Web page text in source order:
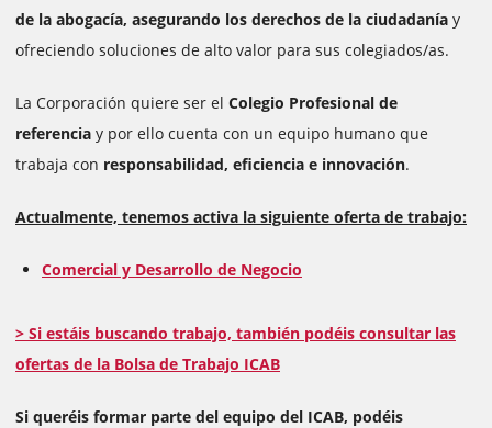
de la abogacía, asegurando los derechos de la ciudadanía y
ofreciendo soluciones de alto valor para sus colegiados/as.
La Corporación quiere ser el Colegio Profesional de
referencia y por ello cuenta con un equipo humano que
trabaja con responsabilidad, eficiencia e innovación.
Actualmente, tenemos activa la siguiente oferta de trabajo:
Comercial y Desarrollo de Negocio
> Si estáis buscando trabajo, también podéis consultar las
ofertas de la Bolsa de Trabajo ICAB
Si queréis formar parte del equipo del ICAB, podéis